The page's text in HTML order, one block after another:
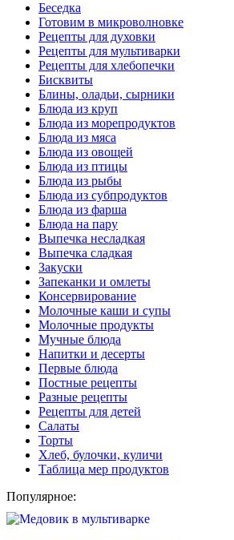
Беседка
Готовим в микроволновке
Рецепты для духовки
Рецепты для мультиварки
Рецепты для хлебопечки
Бисквиты
Блины, оладьи, сырники
Блюда из круп
Блюда из морепродуктов
Блюда из мяса
Блюда из овощей
Блюда из птицы
Блюда из рыбы
Блюда из субпродуктов
Блюда из фарша
Блюда на пару
Выпечка несладкая
Выпечка сладкая
Закуски
Запеканки и омлеты
Консервирование
Молочные каши и супы
Молочные продукты
Мучные блюда
Напитки и десерты
Первые блюда
Постные рецепты
Разные рецепты
Рецепты для детей
Салаты
Торты
Хлеб, булочки, куличи
Таблица мер продуктов
Популярное: